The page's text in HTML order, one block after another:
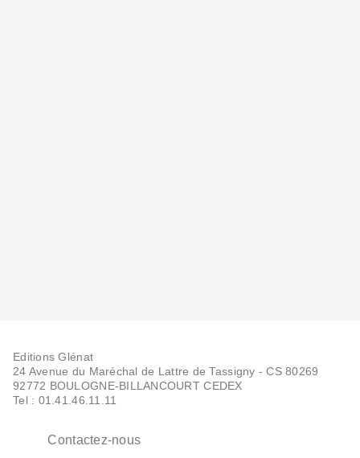
Editions Glénat
24 Avenue du Maréchal de Lattre de Tassigny - CS 80269
92772 BOULOGNE-BILLANCOURT CEDEX
Tel : 01.41.46.11.11
Contactez-nous